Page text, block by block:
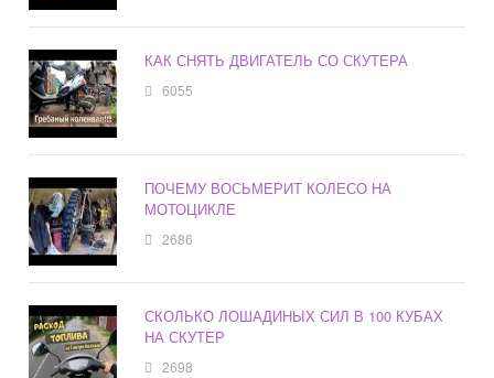
КАК СНЯТЬ ДВИГАТЕЛЬ СО СКУТЕРА
6055
ПОЧЕМУ ВОСЬМЕРИТ КОЛЕСО НА
МОТОЦИКЛЕ
2686
СКОЛЬКО ЛОШАДИНЫХ СИЛ В 100 КУБАХ
НА СКУТЕР
2698